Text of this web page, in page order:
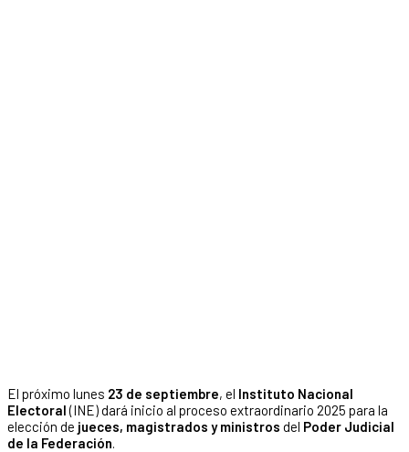
El próximo lunes 23 de septiembre, el Instituto Nacional
Electoral(INE) dará inicio al proceso extraordinario 2025 para la
elección de jueces, magistrados y ministros del Poder Judicial
de la Federación.